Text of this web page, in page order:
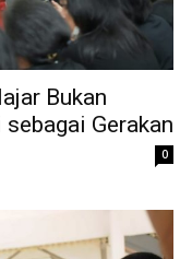
Bukan
Gerakan
0